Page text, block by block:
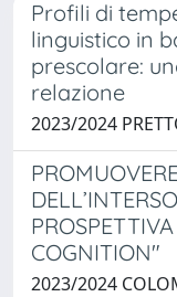
Profili di
linguistico in
prescolare:
relazione
2023/2024
COGNITION"
2023/2024